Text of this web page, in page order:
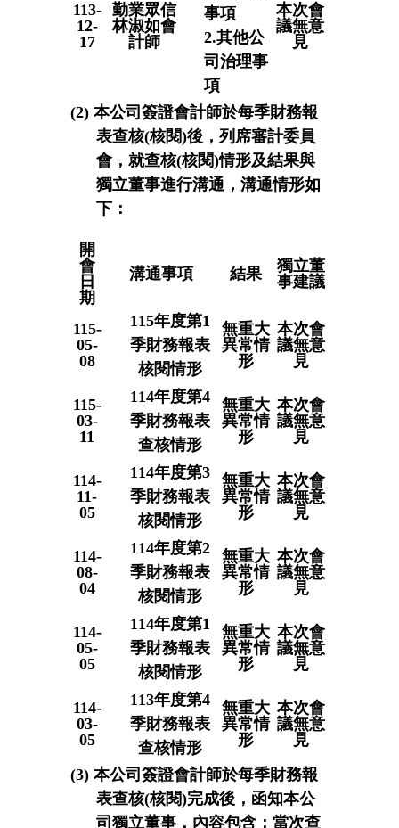
113-
12-
17
勤業眾信
林淑如會
計師
事項
2.其他公
司治理事
項
本次會
議無意
見
(2) 本公司簽證會計師於每季財務報
表查核(核閱)後，列席審計委員
會，就查核(核閱)情形及結果與
獨立董事進行溝通，溝通情形如
下：
開
會
日
期
溝通事項 結果
獨立董
事建議
115-
05-
08
115年度第1
季財務報表
核閱情形
無重大
異常情
形
本次會
議無意
見
115-
03-
11
114年度第4
季財務報表
查核情形
無重大
異常情
形
本次會
議無意
見
114-
11-
05
114年度第3
季財務報表
核閱情形
無重大
異常情
形
本次會
議無意
見
114-
08-
04
114年度第2
季財務報表
核閱情形
無重大
異常情
形
本次會
議無意
見
114-
05-
05
114年度第1
季財務報表
核閱情形
無重大
異常情
形
本次會
議無意
見
114-
03-
05
113年度第4
季財務報表
查核情形
無重大
異常情
形
本次會
議無意
見
(3) 本公司簽證會計師於每季財務報
表查核(核閱)完成後，函知本公
司獨立董事，內容包含：當次查